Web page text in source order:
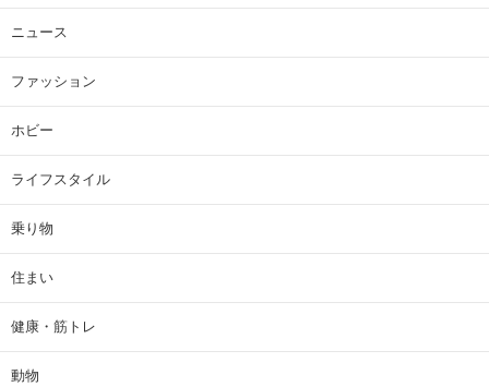
ニュース
ファッション
ホビー
ライフスタイル
乗り物
住まい
健康・筋トレ
動物